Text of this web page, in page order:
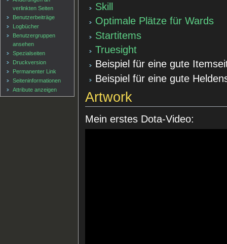
Skill
Optimale Plätze für Wards
Startitems
Truesight
Beispiel für eine gute
Beispiel für eine gute
Artwork
Mein erstes Dota-Video:
verlinkten Seiten
Benutzerbeiträge
Logbücher
Benutzergruppen
ansehen
Spezialseiten
Druckversion
Permanenter Link
Seiten­informationen
Attribute anzeigen